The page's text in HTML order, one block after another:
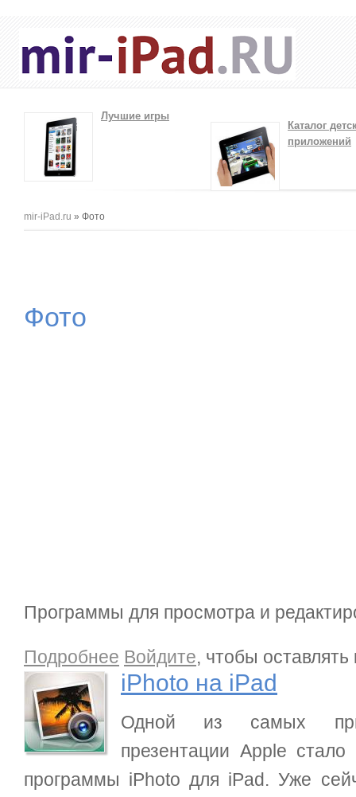
Лучшие игры
Каталог
приложений
Вы здесь
mir-iPad.ru » Фото
Фото
Программы для просмотра и
Подробнее о iPhoto на iPad
Войдите, чтобы
iPhoto на iPad
Одной из самых
презентации Apple
программы iPhoto для iPad. Уже